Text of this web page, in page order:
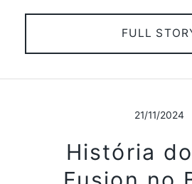
FULL
21/11/2024
História